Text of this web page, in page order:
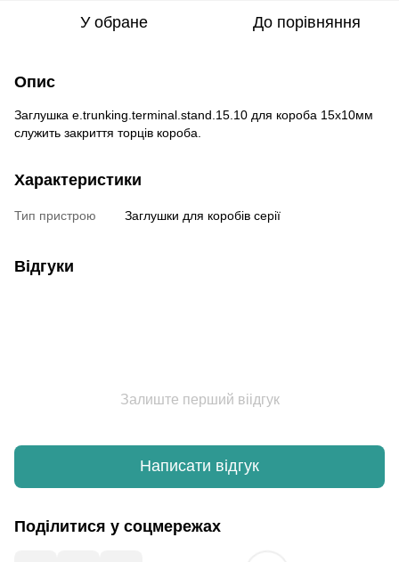
У обране До порівняння
Опис
Заглушка e.trunking.terminal.stand.15.10 для короба 15х10мм
служить закриття торців короба.
Характеристики
Тип пристрою Заглушки для коробів серії
Відгуки
Залиште перший віідгук
Написати відгук
Поділитися у соцмережах